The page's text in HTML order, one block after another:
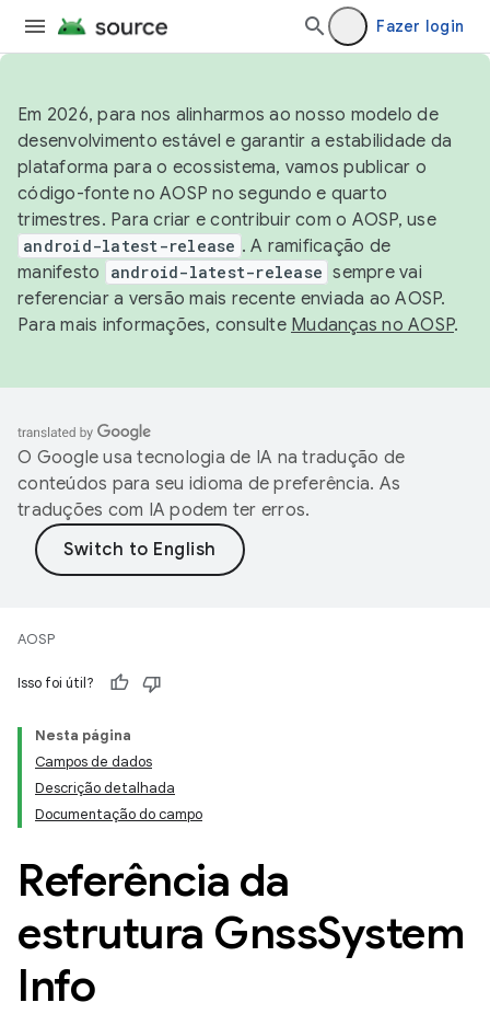
Fazer login
Em 2026, para nos alinharmos ao nosso modelo de
desenvolvimento estável e garantir a estabilidade da
plataforma para o ecossistema, vamos publicar o
código-fonte no AOSP no segundo e quarto
trimestres. Para criar e contribuir com o AOSP, use
android-latest-release . A ramificação de
manifesto
android-latest-release sempre vai
referenciar a versão mais recente enviada ao AOSP.
Para mais informações, consulte Mudanças no AOSP.
O Google usa tecnologia de IA na tradução de
conteúdos para seu idioma de preferência. As
traduções com IA podem ter erros.
AOSP
Isso foi útil?
Nesta página
Campos de dados
Descrição detalhada
Documentação do campo
Referência da
estrutura GnssSystem
Info